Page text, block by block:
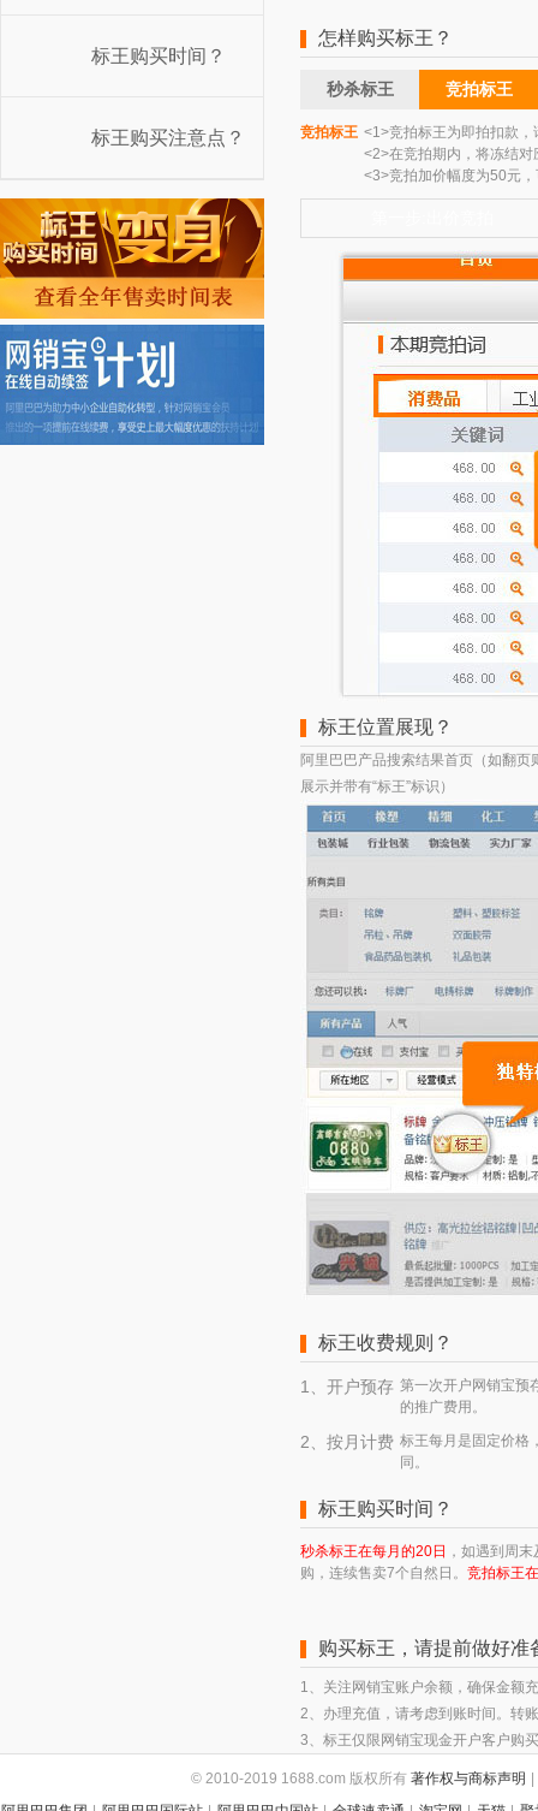
标王购买时间？
标王购买注意点？
怎样购买标王？
秒杀标王 竞拍标王
竞拍标王 <1>竞拍标王为即拍扣款
<2>在竞拍期内，将冻结
<3>竞拍加价幅度为50元
标王位置展现？
阿里巴巴产品搜索结果首页（如翻
展示并带有“标王”标识）
标王收费规则？
1、开户预存 第一次开户网销宝预
的推广费用。
2、按月计费 标王每月是固定价格
同。
标王购买时间？
秒杀标王在每月的20日 ，如遇到周
购，连续售卖7个自然日。 竞拍标王
购买标王，请提前做好准
1、关注网销宝账户余额，确保金额
2、办理充值，请考虑到账时间。转
3、标王仅限网销宝现金开户客户购
© 2010-2019 1688.com 版权所有 著作权与商标声明